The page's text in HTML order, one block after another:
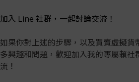
加入 Line 社群，一起討論交流！
如果你對上述的步驟，以及買賣虛擬貨
多興趣和問題，歡迎加入我的專屬賴社
流！